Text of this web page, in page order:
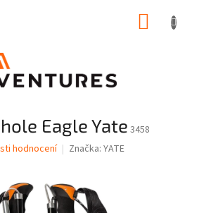
Eagle Yate 3458
hodnocení Značka: YATE